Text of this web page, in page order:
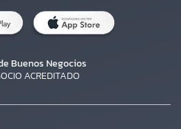
Buenos Negocios
ACREDITADO